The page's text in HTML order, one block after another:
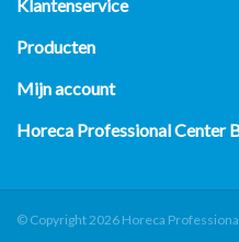
Klantenservice
Producten
Mijn account
Horeca Professional Center
© Copyright 2026 Horeca